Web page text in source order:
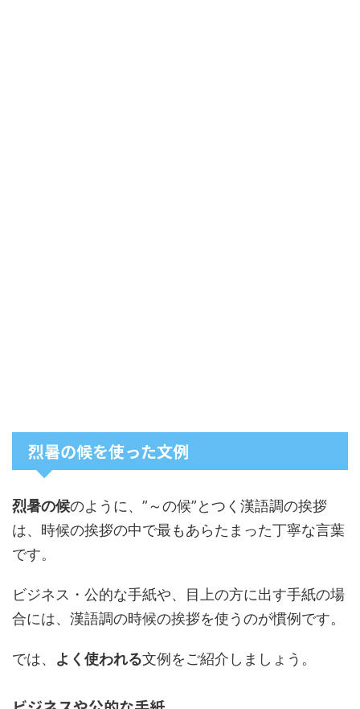
烈暑の候を使った文例
烈暑の候のように、”～の候”とつく漢語調の挨拶
は、時候の挨拶の中で最もあらたまった丁寧な言葉
です。
ビジネス・公的な手紙や、目上の方に出す手紙の場
合には、漢語調の時候の挨拶を使うのが慣例です。
では、 よく使われる文例 をご紹介しましょう。